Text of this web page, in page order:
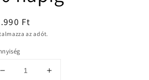
Ft
az adót.
LichtensteinLichtenstein